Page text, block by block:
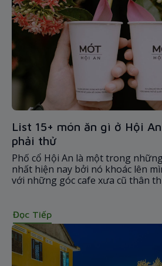
List 15+ món ăn gì ở Hội
phải thử
Phố cổ Hội An là một trong
nhất hiện nay bởi nó khoác lên
với những góc cafe xưa cũ thân
kiến trúc độc đáo, con người thì
khi nhắc đến Phố cổ Hội An mọi
không nhắc đến ẩm thực tại đây.
Đọc Tiếp